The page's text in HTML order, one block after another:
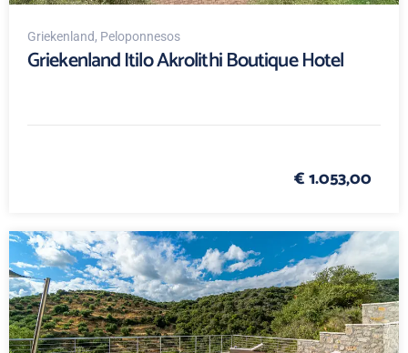
Griekenland, Peloponnesos
Griekenland Itilo Akrolithi Boutique Hotel
€ 1.053,00